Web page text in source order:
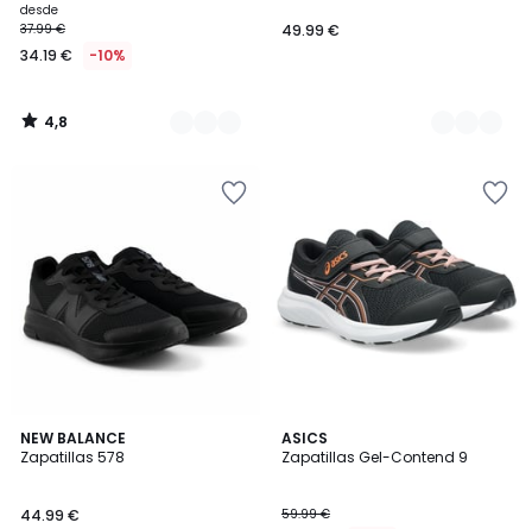
desde
37.99 €
34.19 € -10%
4,8
/
49.99 €
NEW BALANCE
Zapatillas 578
44.99 €
4
/
ASICS
Zapatillas Gel-Contend 9
59.99 €
4,8
/ 5
2
Colores